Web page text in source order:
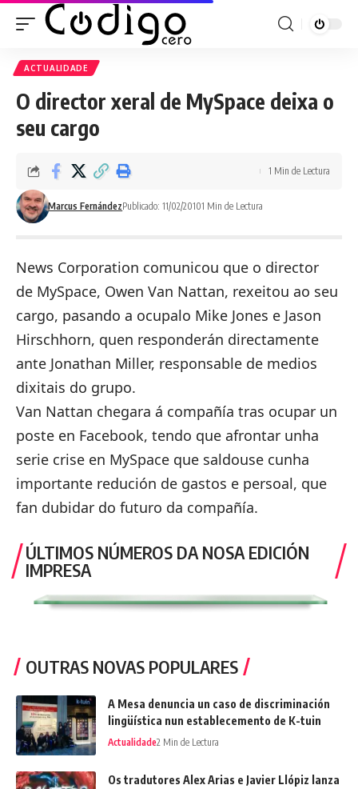
ACTUALIDADE
O director xeral de MySpace deixa o
seu cargo
Marcus FernándezPublicado: 11/02/20101 Min de Lectura
1 Min de Lectura
News Corporation comunicou que o director
de MySpace, Owen Van Nattan, rexeitou ao seu
cargo, pasando a ocupalo Mike Jones e Jason
Hirschhorn, quen responderán directamente
ante Jonathan Miller, responsable de medios
dixitais do grupo.
Van Nattan chegara á compañía tras ocupar un
poste en Facebook, tendo que afrontar unha
serie crise en MySpace que saldouse cunha
importante redución de gastos e persoal, que
fan dubidar do futuro da compañía.
ÚLTIMOS NÚMEROS DA NOSA EDICIÓN
IMPRESA
OUTRAS NOVAS POPULARES
A Mesa denuncia un caso de discriminación
lingüística nun establecemento de K-tuin
Actualidade2 Min de Lectura
Os tradutores Alex Arias e Javier Llópiz lanza